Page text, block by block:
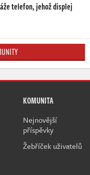
telefon, jehož displej
KOMUNITA
Nejnovější
příspěvky
Žebříček uživatelů